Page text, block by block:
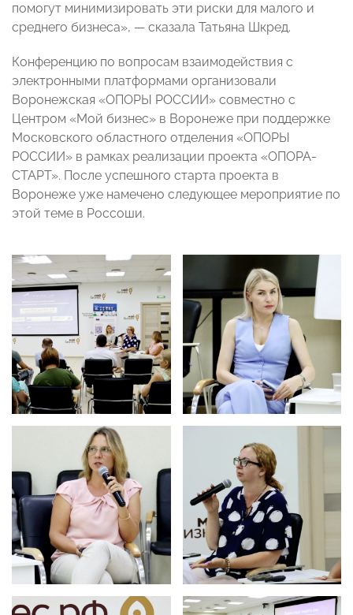
помогут минимизировать эти риски для малого и
среднего бизнеса», — сказала Татьяна Шкред.
Конференцию по вопросам взаимодействия с
электронными платформами организовали
Воронежская «ОПОРЫ РОССИИ» совместно с
Центром «Мой бизнес» в Воронеже при поддержке
Московского областного отделения «ОПОРЫ
РОССИИ» в рамках реализации проекта «ОПОРА-
СТАРТ». После успешного старта проекта в
Воронеже уже намечено следующее мероприятие по
этой теме в Россоши.